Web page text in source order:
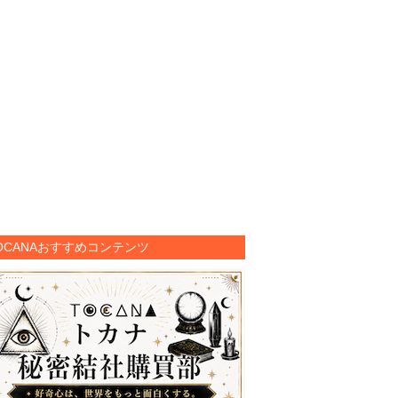
おすすめコンテンツ